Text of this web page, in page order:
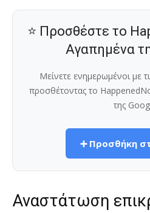
⭐ Προσθέστε το
Αγαπημένα
Μείνετε ενημερωμένοι με
προσθέτοντας το
της
➕ Προσθήκη
Αναστάτωση